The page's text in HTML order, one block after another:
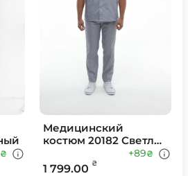
₴
Медицинский
костюм 20182 Светло
1 799.00 ₴
+89₴